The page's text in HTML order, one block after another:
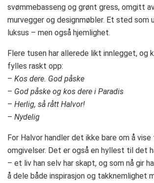
svømmebasseng og grønt gress, omgitt
murvegger og designmøbler. Et sted som
luksus – men også hjemlighet.
Flere tusen har allerede likt innlegget, og
fylles raskt opp:
– Kos dere. God påske
– God påske og kos dere i Paradis
– Herlig, så rått Halvor!
– Nydelig
For Halvor handler det ikke bare om å vise
omgivelser. Det er også en hyllest til det
– et liv han selv har skapt, og som nå gir
å dele både inspirasjon og takknemlighet